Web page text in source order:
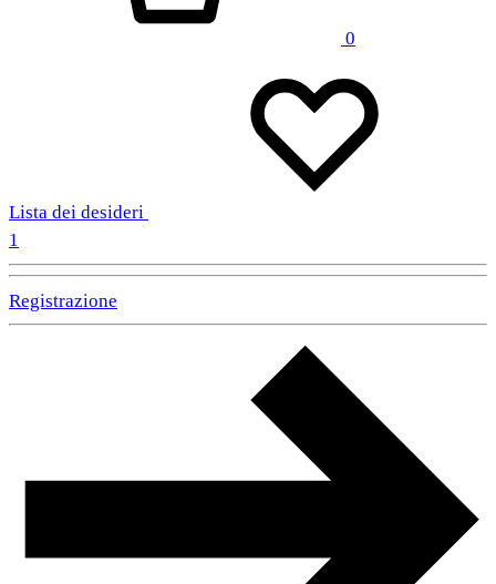
0
Lista dei desideri
1
Registrazione